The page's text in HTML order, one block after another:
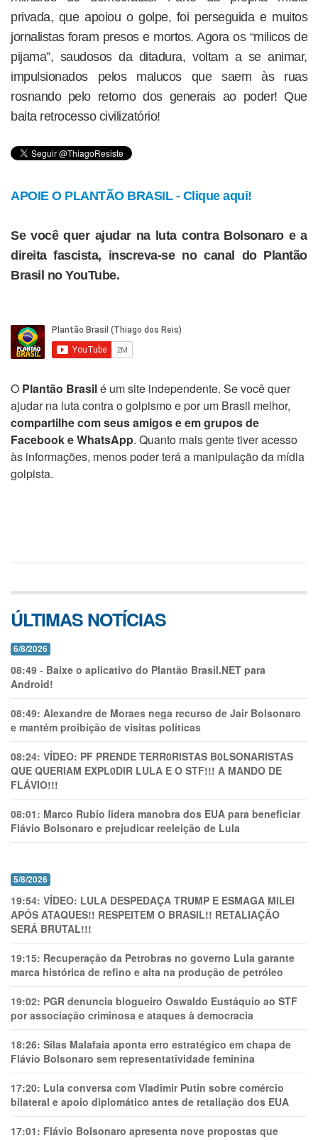
privada, que apoiou o golpe, foi perseguida e muitos
jornalistas foram presos e mortos. Agora os “milicos de
pijama”, saudosos da ditadura, voltam a se animar,
impulsionados pelos malucos que saem às ruas
rosnando pelo retorno dos generais ao poder! Que
baita retrocesso civilizatório!
APOIE O PLANTÃO BRASIL - Clique aqui!
Se você quer ajudar na luta contra Bolsonaro e a
direita fascista, inscreva-se no canal do Plantão
Brasil no YouTube.
O Plantão Brasilé um site independente. Se você quer
ajudar na luta contra o golpismo e por um Brasil melhor,
compartilhe com seus amigos e em grupos de
Facebook e WhatsApp. Quanto mais gente tiver acesso
às informações, menos poder terá a manipulação da mídia
golpista.
ÚLTIMAS NOTÍCIAS
6/8/2026
08:49 - Baixe o aplicativo do Plantão Brasil.NET para
Android!
08:49: Alexandre de Moraes nega recurso de Jair Bolsonaro
e mantém proibição de visitas políticas
08:24: VÍDEO: PF PRENDE TERR0RlSTAS B0LSONARlSTAS
QUE QUERIAM EXPL0DlR LULA E O STF!!! A MANDO DE
FLÁVIO!!!
08:01: Marco Rubio lidera manobra dos EUA para beneficiar
Flávio Bolsonaro e prejudicar reeleição de Lula
5/8/2026
19:54: VÍDEO: LULA DESPEDAÇA TRUMP E ESMAGA MILEI
APÓS ATAQUES!! RESPEITEM O BRASIL!! RETALIAÇÃO
SERÁ BRUTAL!!!
19:15: Recuperação da Petrobras no governo Lula garante
marca histórica de refino e alta na produção de petróleo
19:02: PGR denuncia blogueiro Oswaldo Eustáquio ao STF
por associação criminosa e ataques à democracia
18:26: Silas Malafaia aponta erro estratégico em chapa de
Flávio Bolsonaro sem representatividade feminina
17:20: Lula conversa com Vladimir Putin sobre comércio
bilateral e apoio diplomático antes de retaliação dos EUA
17:01: Flávio Bolsonaro apresenta nove propostas que